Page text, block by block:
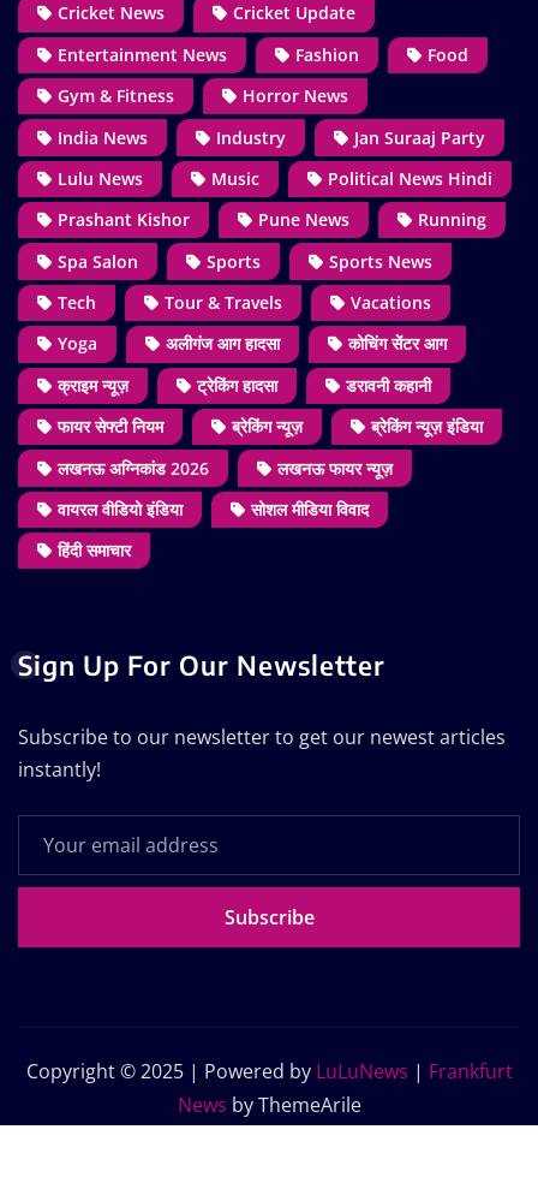
Cricket News
Cricket Update
Entertainment News
Fashion
Food
Gym & Fitness
Horror News
India News
Industry
Jan Suraaj Party
Lulu News
Music
Political News Hindi
Prashant Kishor
Pune News
Running
Spa Salon
Sports
Sports News
Tech
Tour & Travels
Vacations
Yoga
अलीगंज आग हादसा
कोचिंग सेंटर आग
क्राइम न्यूज़
ट्रेकिंग हादसा
डरावनी कहानी
फायर सेफ्टी नियम
ब्रेकिंग न्यूज़
ब्रेकिंग न्यूज़ इंडिया
लखनऊ अग्निकांड 2026
लखनऊ फायर न्यूज़
वायरल वीडियो इंडिया
सोशल मीडिया विवाद
हिंदी समाचार
Sign Up For Our Newsletter
Subscribe to our newsletter to get our newest articles
instantly!
Subscribe
Copyright © 2025 | Powered by LuLuNews | Frankfurt
News by ThemeArile